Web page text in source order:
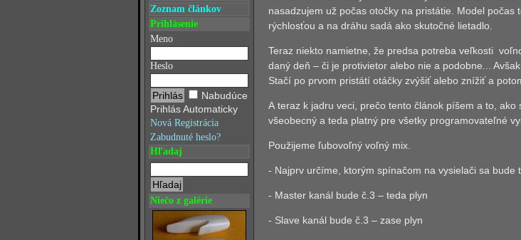
Zoznam článkov
Prihlásenie
Meno
Heslo
Nabudúce
Prihlás Automaticky
Nová Registrácia
Zabudnuté heslo?
Hľadaj
Niečo z galérie
nasadzujem už počas otočky na pristátie. Model
rýchlosťou a na dráhu sadá ako skutočné lietadlo.
Teraz niekto namietne, že predsa potreba veľkosti
daný deň – či je protivietor alebo nie a podobne...
Stačí po prvom pristátí otáčky zvýšiť alebo znížiť a
A teraz k jadru veci, prečo tento článok píšem a to,
všeobecný a teda platný pre všetky programovateľné
Použijeme ľubovoľný voľný mix.
- Najprv určíme, ktorým spínačom na vysielači sa
- Master kanál bude č.3 – teda plyn
- Slave kanál bude č.3 – zase plyn